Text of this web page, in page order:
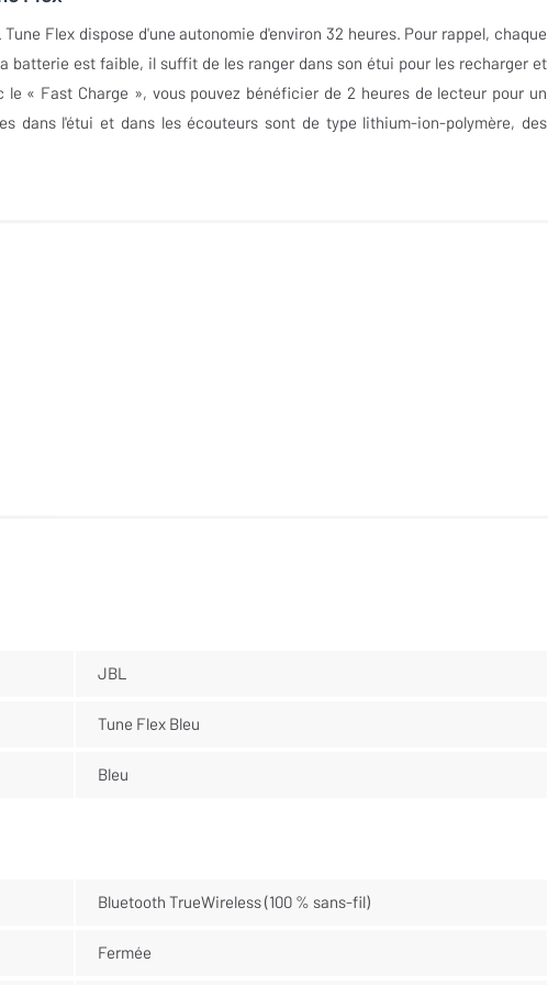
Flex dispose d'une autonomie d'environ 32 heures. Pour rappel, chaque
batterie est faible, il suffit de les ranger dans son étui pour les recharger et
« Fast Charge », vous pouvez bénéficier de 2 heures de lecteur pour un
dans l'étui et dans les écouteurs sont de type lithium-ion-polymère, des
JBL
Tune Flex Bleu
Bleu
Bluetooth TrueWireless (100 % sans-fil)
Fermée